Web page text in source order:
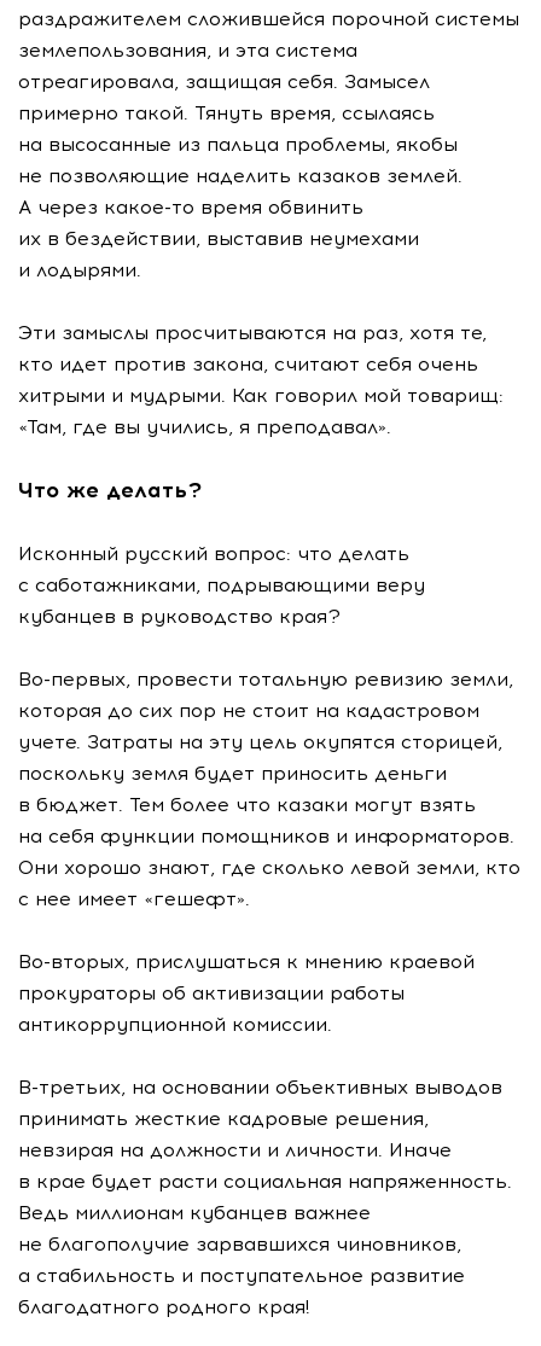
раздражителем сложившейся порочной системы
землепользования, и эта система
отреагировала, защищая себя. Замысел
примерно такой. Тянуть время, ссылаясь
на высосанные из пальца проблемы, якобы
не позволяющие наделить казаков землей.
А через какое-то время обвинить
их в бездействии, выставив неумехами
и лодырями.
Эти замыслы просчитываются на раз, хотя те,
кто идет против закона, считают себя очень
хитрыми и мудрыми. Как говорил мой товарищ:
«Там, где вы учились, я преподавал».
Что же делать?
Исконный русский вопрос: что делать
с саботажниками, подрывающими веру
кубанцев в руководство края?
Во-первых, провести тотальную ревизию земли,
которая до сих пор не стоит на кадастровом
учете. Затраты на эту цель окупятся сторицей,
поскольку земля будет приносить деньги
в бюджет. Тем более что казаки могут взять
на себя функции помощников и информаторов.
Они хорошо знают, где сколько левой земли, кто
с нее имеет «гешефт».
Во-вторых, прислушаться к мнению краевой
прокураторы об активизации работы
антикоррупционной комиссии.
В-третьих, на основании объективных выводов
принимать жесткие кадровые решения,
невзирая на должности и личности. Иначе
в крае будет расти социальная напряженность.
Ведь миллионам кубанцев важнее
не благополучие зарвавшихся чиновников,
а стабильность и поступательное развитие
благодатного родного края!